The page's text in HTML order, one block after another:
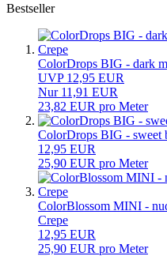
Bestseller
ColorDrops BIG - dark
UVP 12,95 EUR
Nur 11,91 EUR
23,82 EUR pro Meter
ColorDrops BIG - sweet
12,95 EUR
25,90 EUR pro Meter
ColorBlossom MINI -
Crepe
12,95 EUR
25,90 EUR pro Meter